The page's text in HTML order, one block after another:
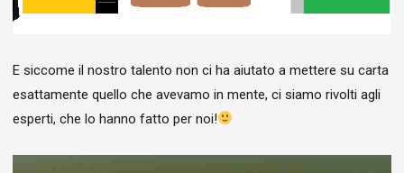
E siccome il nostro talento non ci ha aiutato a mettere su carta
esattamente quello che avevamo in mente, ci siamo rivolti agli
esperti, che lo hanno fatto per noi!